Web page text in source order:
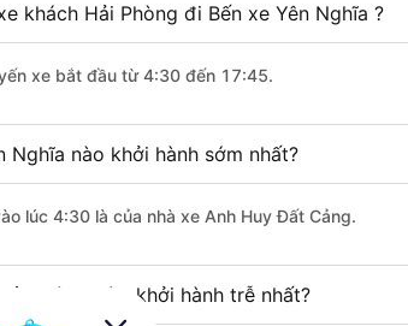
khách Hải Phòng đi Bến xe Yên Nghĩa ?
xe bắt đầu từ 4:30 đến 17:45.
Nghĩa nào khởi hành sớm nhất?
lúc 4:30 là của nhà xe Anh Huy Đất Cảng.
Phòng nào khởi hành trễ nhất?